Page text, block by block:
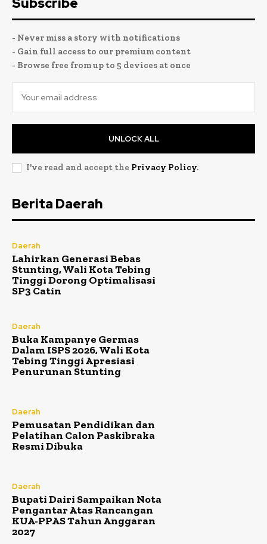
- Never miss a story with notifications
- Gain full access to our premium content
- Browse free from up to 5 devices at once
UNLOCK ALL
I've read and accept the Privacy Policy.
Berita Daerah
Daerah
Lahirkan Generasi Bebas
Stunting, Wali Kota Tebing
Tinggi Dorong Optimalisasi
SP3 Catin
Daerah
Buka Kampanye Germas
Dalam ISPS 2026, Wali Kota
Tebing Tinggi Apresiasi
Penurunan Stunting
Daerah
Pemusatan Pendidikan dan
Pelatihan Calon Paskibraka
Resmi Dibuka
Daerah
Bupati Dairi Sampaikan Nota
Pengantar Atas Rancangan
KUA-PPAS Tahun Anggaran
2027